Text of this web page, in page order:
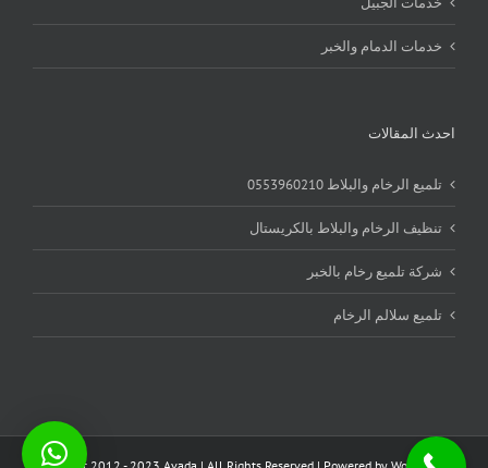
خدمات الدمام والخبر
احدث المقالات
تلميع الرخام والبلاط 0553960210
تنظيف الرخام والبلاط بالكريستال
شركة تلميع رخام بالخبر
تلميع سلالم الرخام